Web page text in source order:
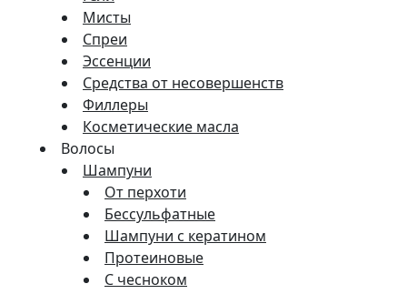
Мисты
Спреи
Эссенции
Средства от несовершенств
Филлеры
Косметические масла
Волосы
Шампуни
От перхоти
Бессульфатные
Шампуни с кератином
Протеиновые
С чесноком